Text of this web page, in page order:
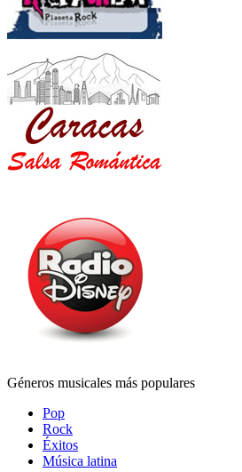
Géneros musicales más populares
Pop
Rock
Éxitos
Música latina